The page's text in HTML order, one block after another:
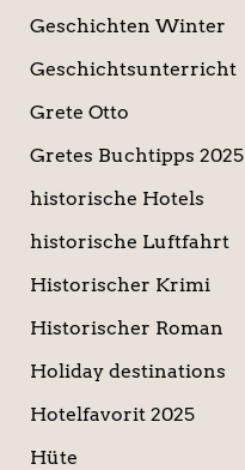
Geschichten Winter
Geschichtsunterricht
Grete Otto
Gretes Buchtipps 2025
historische Hotels
historische Luftfahrt
Historischer Krimi
Historischer Roman
Holiday destinations
Hotelfavorit 2025
Hüte